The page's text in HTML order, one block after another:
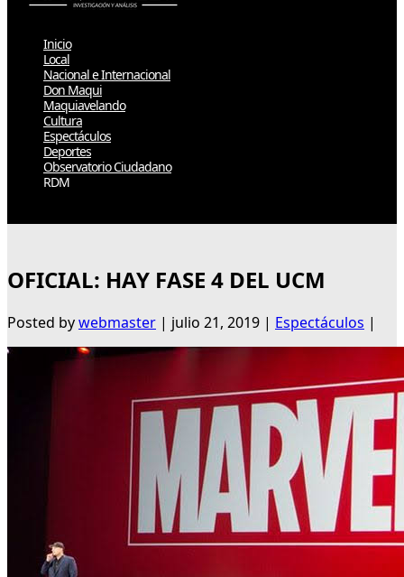
Inicio
Local
Nacional e Internacional
Don Maqui
Maquiavelando
Cultura
Espectáculos
Deportes
Observatorio Ciudadano
RDM
OFICIAL: HAY FASE 4 DEL UCM
Posted bywebmaster | julio 21, 2019 | Espectáculos |